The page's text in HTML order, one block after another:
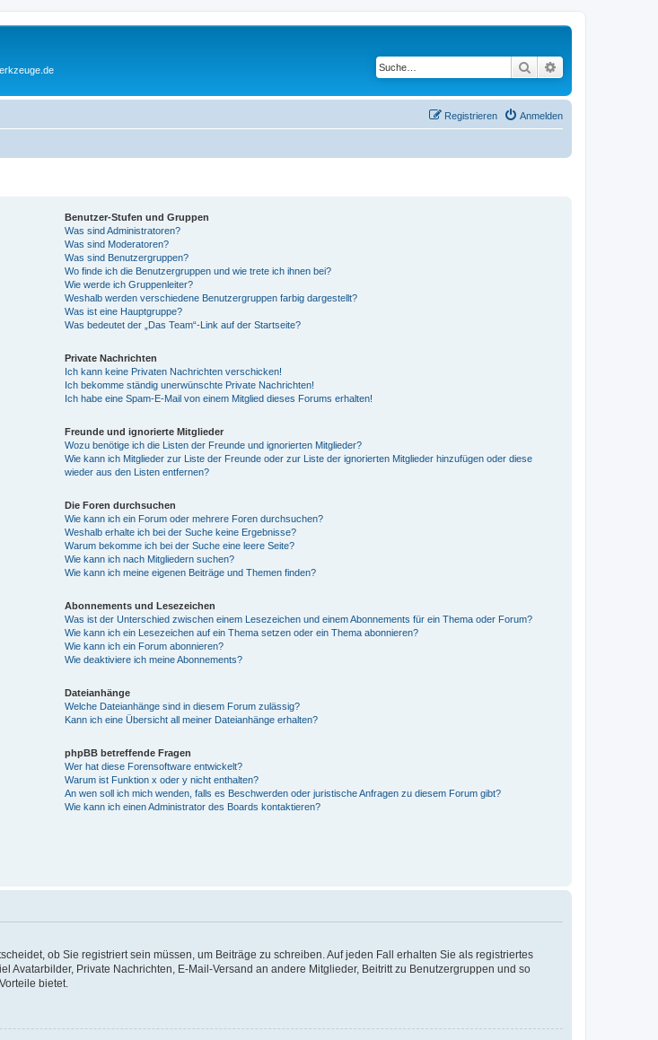
Suche
Anmelden
Registrieren
Benutzer-Stufen und Gruppen
Was sind Administratoren?
Was sind Moderatoren?
Was sind Benutzergruppen?
Wo finde ich die Benutzergruppen und wie trete ich ihnen bei?
Wie werde ich Gruppenleiter?
Weshalb werden verschiedene Benutzergruppen farbig dargestellt?
Was ist eine Hauptgruppe?
Was bedeutet der „Das Team“-Link auf der Startseite?
Private Nachrichten
Ich kann keine Privaten Nachrichten verschicken!
Ich bekomme ständig unerwünschte Private Nachrichten!
Ich habe eine Spam-E-Mail von einem Mitglied dieses Forums erhalten!
Freunde und ignorierte Mitglieder
Wozu benötige ich die Listen der Freunde und ignorierten Mitglieder?
Wie kann ich Mitglieder zur Liste der Freunde oder zur Liste der ignorierten Mitglieder hinzufügen oder diese
wieder aus den Listen entfernen?
Die Foren durchsuchen
Wie kann ich ein Forum oder mehrere Foren durchsuchen?
Weshalb erhalte ich bei der Suche keine Ergebnisse?
Warum bekomme ich bei der Suche eine leere Seite?
Wie kann ich nach Mitgliedern suchen?
Wie kann ich meine eigenen Beiträge und Themen finden?
Abonnements und Lesezeichen
Was ist der Unterschied zwischen einem Lesezeichen und einem Abonnements für ein Thema oder Forum?
Wie kann ich ein Lesezeichen auf ein Thema setzen oder ein Thema abonnieren?
Wie kann ich ein Forum abonnieren?
Wie deaktiviere ich meine Abonnements?
Dateianhänge
Welche Dateianhänge sind in diesem Forum zulässig?
Kann ich eine Übersicht all meiner Dateianhänge erhalten?
phpBB betreffende Fragen
Wer hat diese Forensoftware entwickelt?
Warum ist Funktion x oder y nicht enthalten?
An wen soll ich mich wenden, falls es Beschwerden oder juristische Anfragen zu diesem Forum gibt?
Wie kann ich einen Administrator des Boards kontaktieren?
ob Sie registriert sein müssen, um Beiträge zu schreiben. Auf jeden Fall erhalten Sie als registriertes
Avatarbilder, Private Nachrichten, E-Mail-Versand an andere Mitglieder, Beitritt zu Benutzergruppen und so
bietet.